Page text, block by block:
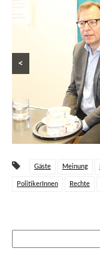
<
Gäste Meinung
PolitikerInnen Rechte
Suchen